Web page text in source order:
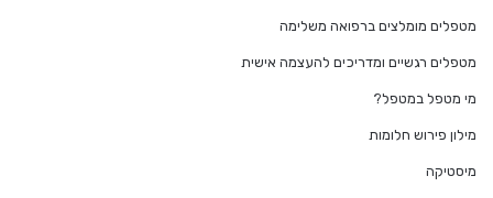
מטפלים מומלצים ברפואה משלימה
מטפלים רגשיים ומדריכים להעצמה אישית
מי מטפל במטפל?
מילון פירוש חלומות
מיסטיקה